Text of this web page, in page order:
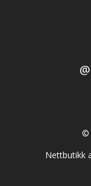
©
Nettbutikk